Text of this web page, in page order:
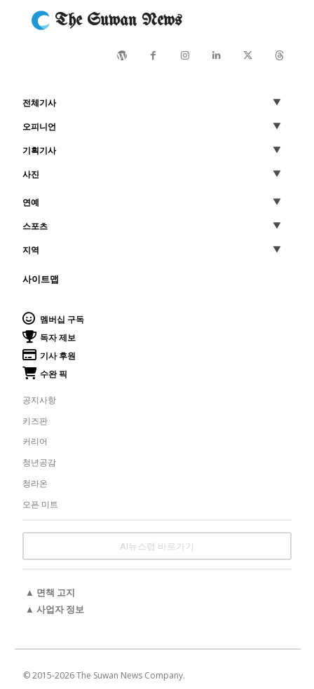
The Suwan News
전체기사
오피니언
기획기사
사진
연예
스포츠
지역
사이트맵
멤버십 구독
독자 제보
기사 후원
수완 픽
공지사항
키즈판
커리어
청년공감
청라온
오픈 미트
AI뉴스랩 바로가기
▲ 면책 고지
▲ 사업자 정보
© 2015-2026The Suwan News Company.